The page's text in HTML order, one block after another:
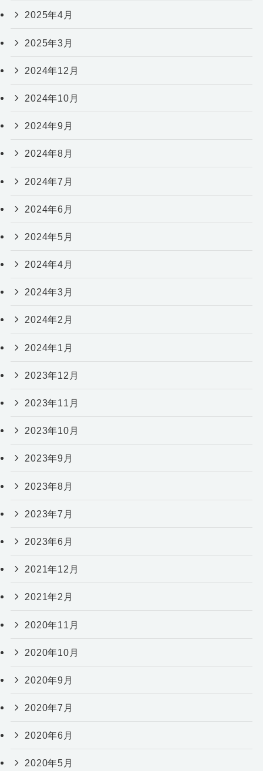
2025年4月
2025年3月
2024年12月
2024年10月
2024年9月
2024年8月
2024年7月
2024年6月
2024年5月
2024年4月
2024年3月
2024年2月
2024年1月
2023年12月
2023年11月
2023年10月
2023年9月
2023年8月
2023年7月
2023年6月
2021年12月
2021年2月
2020年11月
2020年10月
2020年9月
2020年7月
2020年6月
2020年5月